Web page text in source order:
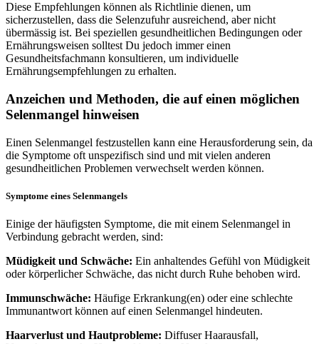
Diese Empfehlungen können als Richtlinie dienen, um
sicherzustellen, dass die Selenzufuhr ausreichend, aber nicht
übermässig ist. Bei speziellen gesundheitlichen Bedingungen oder
Ernährungsweisen solltest Du jedoch immer einen
Gesundheitsfachmann konsultieren, um individuelle
Ernährungsempfehlungen zu erhalten.
Anzeichen und Methoden, die auf einen möglichen
Selenmangel hinweisen
Einen Selenmangel festzustellen kann eine Herausforderung sein, da
die Symptome oft unspezifisch sind und mit vielen anderen
gesundheitlichen Problemen verwechselt werden können.
Symptome eines Selenmangels
Einige der häufigsten Symptome, die mit einem Selenmangel in
Verbindung gebracht werden, sind:
Müdigkeit und Schwäche: Ein anhaltendes Gefühl von Müdigkeit
oder körperlicher Schwäche, das nicht durch Ruhe behoben wird.
Immunschwäche: Häufige Erkrankung(en) oder eine schlechte
Immunantwort können auf einen Selenmangel hindeuten.
Haarverlust und Hautprobleme: Diffuser Haarausfall,